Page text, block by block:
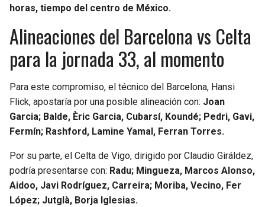
horas, tiempo del centro de México.
Alineaciones del Barcelona vs Celta
para la jornada 33, al momento
Para este compromiso, el técnico del Barcelona, Hansi
Flick, apostaría por una posible alineación con: Joan
Garcia; Balde, Èric Garcia, Cubarsí, Koundé; Pedri, Gavi,
Fermín; Rashford, Lamine Yamal, Ferran Torres.
Por su parte, el Celta de Vigo, dirigido por Claudio Giráldez,
podría presentarse con: Radu; Mingueza, Marcos Alonso,
Aidoo, Javi Rodríguez, Carreira; Moriba, Vecino, Fer
López; Jutglà, Borja Iglesias.